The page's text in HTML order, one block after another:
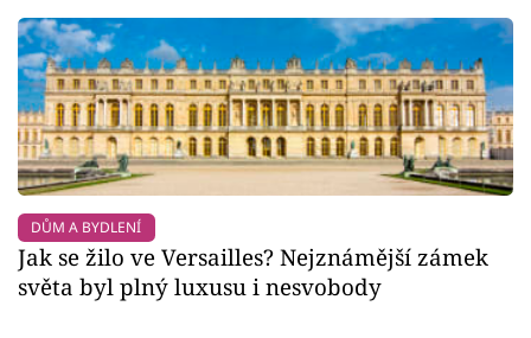
DŮM A BYDLENÍ
Jak se žilo ve Versailles? Nejznámější zámek
světa byl plný luxusu i nesvobody